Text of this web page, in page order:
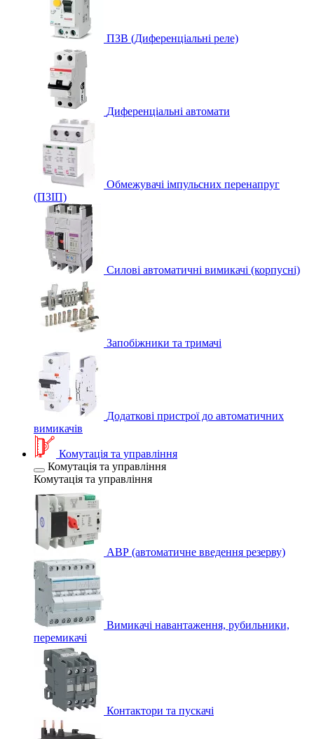
ПЗВ (Диференціальні реле)
Диференціальні автомати
Обмежувачі імпульсних перенапруг
(ПЗІП)
Силові автоматичні вимикачі (корпусні)
Запобіжники та тримачі
Додаткові пристрої до автоматичних
вимикачів
Комутація та управління
Комутація та управління
Комутація та управління
АВР (автоматичне введення резерву)
Вимикачі навантаження, рубильники,
перемикачі
Контактори та пускачі